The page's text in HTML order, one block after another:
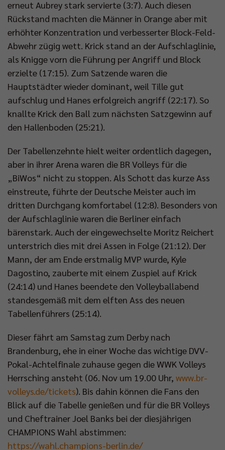
erneut Aubrey stark servierte (3:7). Auch diesen
Rückstand machten die Männer in Orange aber mit
erhöhter Konzentration und verbesserter Block-Feld-
Abwehr zügig wett. Krick stand an der Aufschlaglinie,
als Knigge vorn die Führung per Angriff und Block
erzielte (17:15). Zum Satzende waren die
Hauptstädter wieder dominant, weil Tille gut
aufschlug und Hanes erfolgreich angriff (22:17). So
knallte Krick den Ball zum nächsten Satzgewinn auf
den Hallenboden (25:21).
Der Tabellenzehnte hielt weiter ordentlich dagegen,
aber in ihrer Arena waren die BR Volleys für die
„BiWos“ nicht zu stoppen. Als Schott das kurze Ass
einstreute, führte der Deutsche Meister auch im
dritten Durchgang komfortabel (12:8). Besonders von
der Aufschlaglinie waren die Berliner einfach
bärenstark. Auch der eingewechselte Moritz Reichert
unterstrich dies mit drei Assen in Folge (21:12). Der
Mann, der am Ende erstmalig MVP wurde, Kyle
Dagostino, zauberte mit einem Zuspiel auf Krick
(24:14) und Hanes beendete den Volleyballabend
standesgemäß mit dem elften Ass des neuen
Tabellenführers (25:14).
Dieser fährt am Samstag zum Derby nach
Brandenburg, ehe in einer Woche das wichtige DVV-
Pokal-Achtelfinale zuhause gegen die WWK Volleys
Herrsching ansteht (06. Nov um 19.00 Uhr, www.br-
volleys.de/tickets). Bis dahin können die Fans den
Blick auf die Tabelle genießen und für die BR Volleys
und Cheftrainer Joel Banks bei der diesjährigen
CHAMPIONS Wahl abstimmen:
https://wahl.champions-berlin.de/